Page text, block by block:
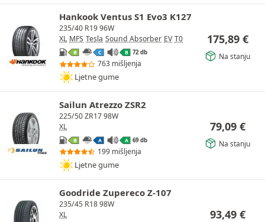
Hankook Ventus S1 Evo3 K127
235/40 R19 96W
XL MFS Tesla Sound Absorber EV T0
B C B 72 db
763 mišljenja
Ljetne gume
175,89 €
Na stanju
Sailun Atrezzo ZSR2
225/50 ZR17 98W
XL
B A A 69 db
199 mišljenja
Ljetne gume
79,09 €
Na stanju
Goodride Zupereco Z-107
235/45 R18 98W
XL
93,49 €